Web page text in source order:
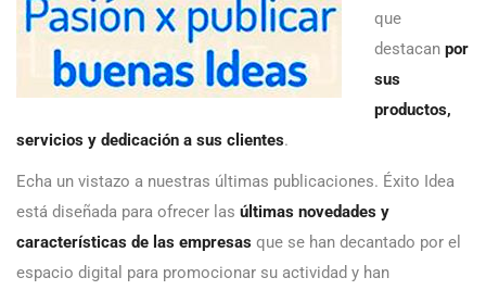
que
destacan por
sus
productos,
servicios y dedicación a sus clientes.
Echa un vistazo a nuestras últimas publicaciones. Éxito Idea
está diseñada para ofrecer las últimas novedades y
características de las empresas que se han decantado por el
espacio digital para promocionar su actividad y han